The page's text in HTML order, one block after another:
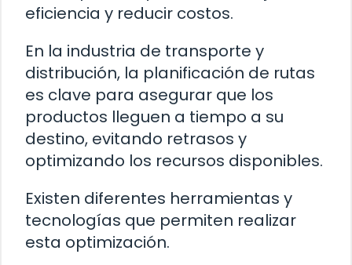
eficiencia y reducir costos.
En la industria de transporte y
distribución, la planificación de rutas
es clave para asegurar que los
productos lleguen a tiempo a su
destino, evitando retrasos y
optimizando los recursos disponibles.
Existen diferentes herramientas y
tecnologías que permiten realizar
esta optimización.